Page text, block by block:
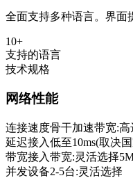
全面支持多种语言。界面
10+
支持的语言
技术规格
网络性能
连接速度骨干加速带宽:高
延迟接入低至10ms(取决
带宽接入带宽:灵活选择
并发设备2-5台:灵活选择